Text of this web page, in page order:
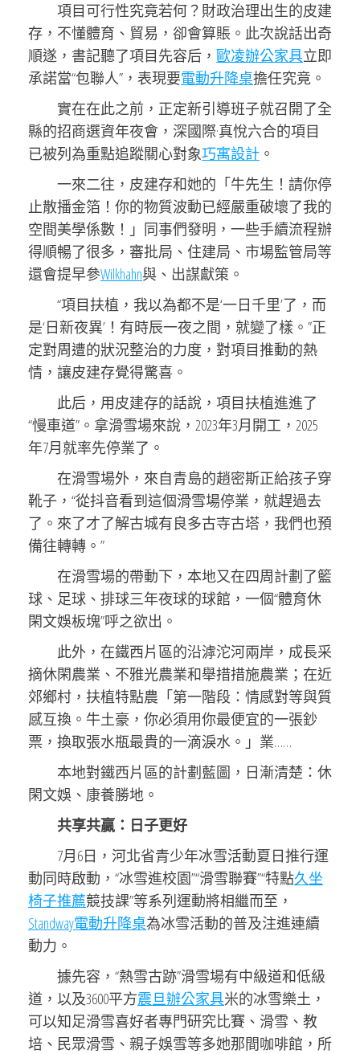
項目可行性究竟若何？財政治理出生的皮建
存，不懂體育、貿易，卻會算賬。此次說話出奇
順遂，書記聽了項目先容后， 歐凌辦公家具立即
承諾當“包聯人”，表現要電動升降桌擔任究竟。
實在在此之前，正定新引導班子就召開了全
縣的招商選資年夜會，深國際·真悅六合的項目
已被列為重點追蹤關心對象巧寓設計 。
一來二往，皮建存和她的「牛先生！請你停
止散播金箔！你的物質波動已經嚴重破壞了我的
空間美學係數！」同事們發明，一些手續流程辦
得順暢了很多，審批局、住建局、市場監管局等
還會提早參Wilkhahn與、出謀獻策。
“項目扶植，我以為都不是‘一日千里’了，而
是‘日新夜異’！有時辰一夜之間，就變了樣。”正
定對周遭的狀況整治的力度，對項目推動的熱
情，讓皮建存覺得驚喜。
此后，用皮建存的話說，項目扶植進進了
“慢車道”。拿滑雪場來說，2023年3月開工，2025
年7月就率先停業了。
在滑雪場外，來自青島的趙密斯正給孩子穿
靴子，“從抖音看到這個滑雪場停業，就趕過去
了。來了才了解古城有良多古寺古塔，我們也預
備往轉轉。”
在滑雪場的帶動下，本地又在四周計劃了籃
球、足球、排球三年夜球的球館，一個“體育休
閑文娛板塊”呼之欲出。
此外，在鐵西片區的沿滹沱河兩岸，成長采
摘休閑農業、不雅光農業和舉措措施農業；在近
郊鄉村，扶植特點農「第一階段：情感對等與質
感互換。牛土豪，你必須用你最便宜的一張鈔
票，換取張水瓶最貴的一滴淚水。」業……
本地對鐵西片區的計劃藍圖，日漸清楚：休
閑文娛、康養勝地。
共享共贏：日子更好
7月6日，河北省青少年冰雪活動夏日推行運
動同時啟動，“冰雪進校園”“滑雪聯賽”“特點久坐
椅子推薦競技課”等系列運動將相繼而至，
Standway電動升降桌為冰雪活動的普及注進連續
動力。
據先容，“熱雪古跡”滑雪場有中級道和低級
道，以及3600平方震旦辦公家具米的冰雪樂土，
可以知足滑雪喜好者專門研究比賽、滑雪、教
培、民眾滑雪、親子娛雪等多她那間咖啡館，所